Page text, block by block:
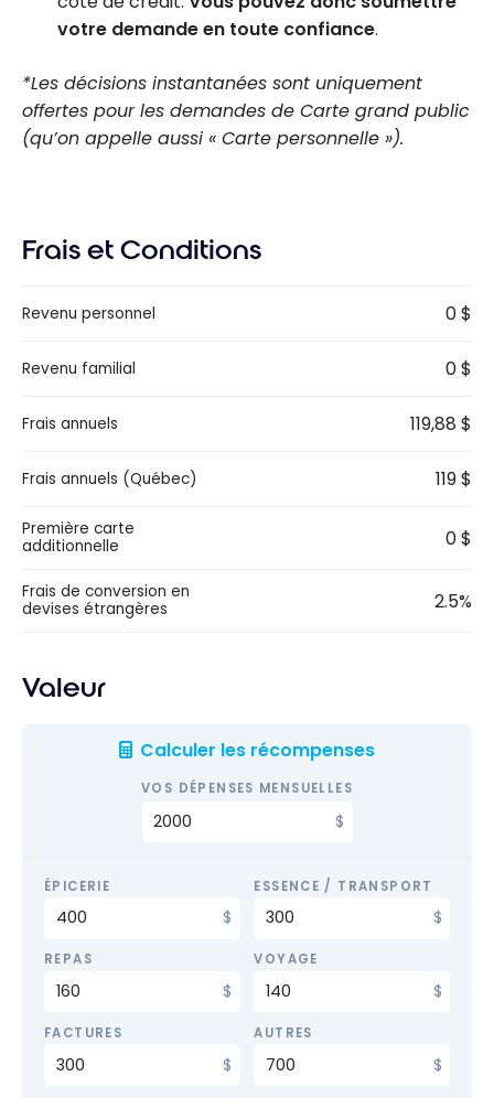
votre demande en toute confiance.
*Les décisions instantanées sont uniquement
offertes pour les demandes de Carte grand public
(qu’on appelle aussi « Carte personnelle »).
Frais et Conditions
Revenu personnel 0 $
Revenu familial 0 $
Frais annuels 119,88 $
Frais annuels (Québec) 119 $
Première carte
additionnelle
0 $
Frais de conversion en
devises étrangères
2.5%
Valeur
Calculer les récompenses
VOS DÉPENSES MENSUELLES
ÉPICERIE ESSENCE / TRANSPORT
REPAS VOYAGE
FACTURES AUTRES